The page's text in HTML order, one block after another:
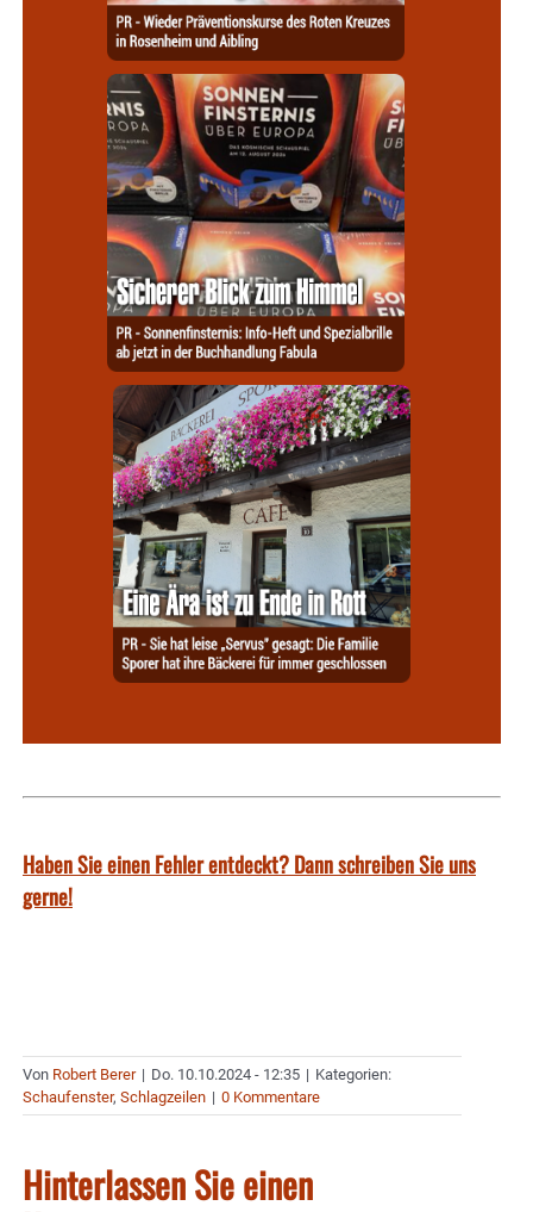
Haben Sie einen Fehler entdeckt? Dann schreiben Sie uns
gerne!
Von Robert Berer | Do. 10.10.2024 - 12:35 | Kategorien:
Schaufenster, Schlagzeilen | 0 Kommentare
Hinterlassen Sie einen